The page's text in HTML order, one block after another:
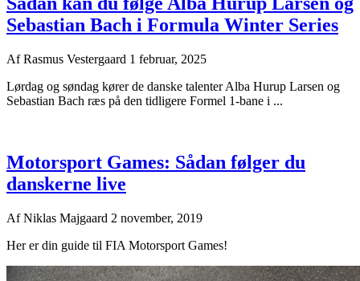
Sebastian Bach i Formula Winter Series
AfRasmus Vestergaard 1 februar, 2025
Lørdag og søndag kører de danske talenter Alba Hurup Larsen og
Sebastian Bach ræs på den tidligere Formel 1-bane i ...
Motorsport Games: Sådan følger du
danskerne live
AfNiklas Majgaard 2 november, 2019
Her er din guide til FIA Motorsport Games!